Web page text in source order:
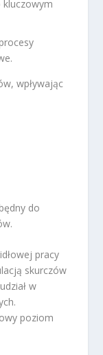
wpływając
do
pracy
skurczów
w
poziom